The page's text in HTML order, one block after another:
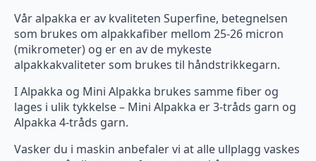
Vår alpakka er av kvaliteten Superfine, betegnelsen
som brukes om alpakkafiber mellom 25-26 micron
(mikrometer) og er en av de mykeste
alpakkakvaliteter som brukes til håndstrikkegarn.
I Alpakka og Mini Alpakka brukes samme fiber og
lages i ulik tykkelse – Mini Alpakka er 3-tråds garn og
Alpakka 4-tråds garn.
Vasker du i maskin anbefaler vi at alle ullplagg vaskes